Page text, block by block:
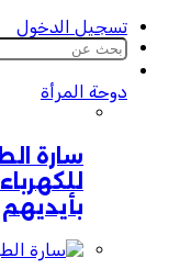
تسجيل الدخول
دوحة المرأة
سارة
بأيديهم